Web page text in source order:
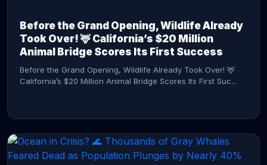
Before the Grand Opening, Wildlife Already
Took Over! 🦌 California’s $20 Million
Animal Bridge Scores Its First Success
Before the Grand Opening, Wildlife Already Took Over! 🦌
California’s $20 Million Animal Bridge Scores Its First Suc...